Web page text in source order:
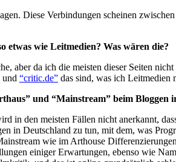
Diese Verbindungen scheinen
etwas wie Leitmedien? Was wären die?
aber da ich die meisten dieser Seiten
und “critic.de” das sind, was ich Leitmedien
und “Mainstream” beim Bloggen
in den meisten Fällen nicht anerkannt,
in Deutschland zu tun, mit dem, was
wie im Arthouse
einiger Erwartungen, ebenso wie